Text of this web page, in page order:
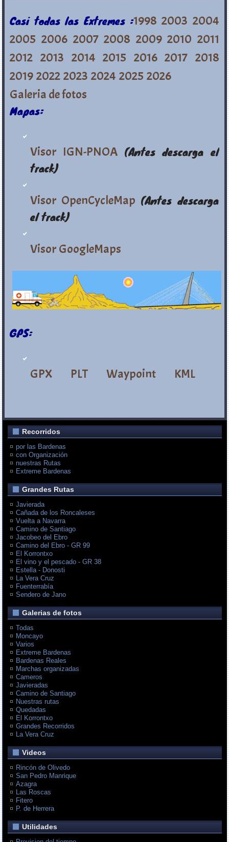
Casi todas las Extremes :1998 2003 2004
2005 2006 2007 2008 2009 2010 2011
2012 2013 2014 2015 2016 2017 2018
2019 2022 2023 2024 2025 2026
Galeria de fotos
Mapas:
Visor IGN-PNOA(Antes descarga el
track)
Visor OpenCycleMap (Antes descarga
el track)
Visor GoogleMaps
GPS:
GPX PLT Waypoint KML
Recorridos
por las Bardenas
con Organización
nuestras Rutas
Extreme Bardenas
Grandes Rutas
Javierada
Cañada de los Roncaleses
Vuelta a Navarra
Camino de Santiago
Jacobeo del Ebro
Camino del Ebro - GR 99
El Korrontxo
El vino y el pescado - GR 38
Estella - Donosti
La Vera Cruz
Fuenterrabía
Sendero de Jano
Galerias de fotos
Todas
Moncayo
Varios
Extreme Bardenas
Bardenas Reales
Marchas organizadas
Cameros
Javieradas
Camino de Santiago
Nuestras rutas
Quedadas
El Korrontxo
Grandes Recorridos
La Vera Cruz
Videos
Rincón de Olivedo
San Pedro Manrique
Azagra
Las Roscas
Fitero
P. de Herrera
Utilidades